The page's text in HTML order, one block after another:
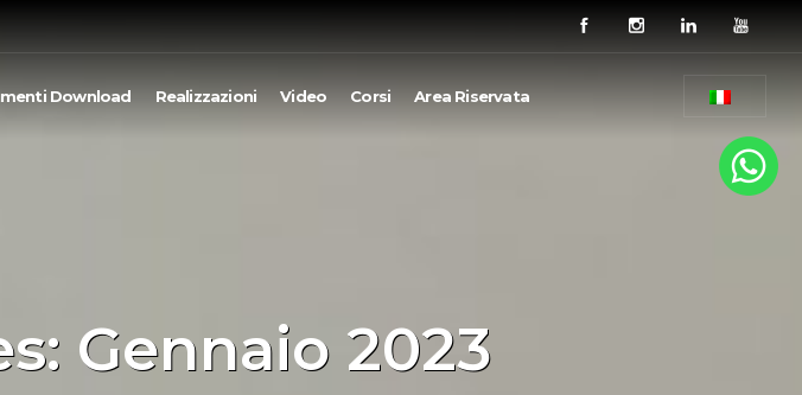
Download Realizzazioni Video Corsi Area Riservata
Gennaio 2023